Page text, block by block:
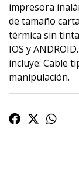
impresora
de tamaño
térmica sin
IOS y ANDROID.
incluye: Cable
manipulación.